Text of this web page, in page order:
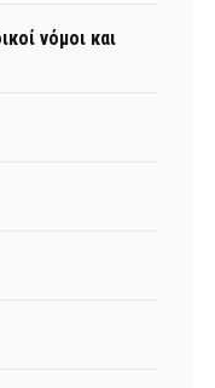
νόμοι και